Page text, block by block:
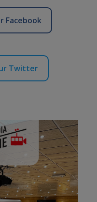
Facebook
Twitter